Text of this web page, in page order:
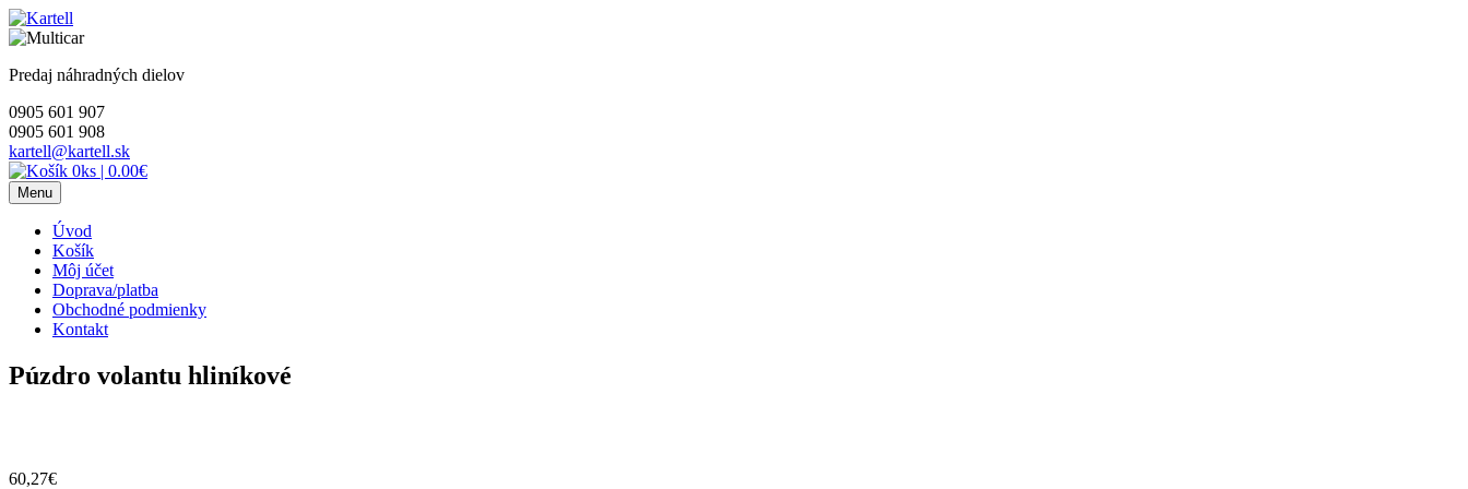
Skip
to
Predaj náhradných dielov
0905 601 907
0905 601 908
kartell@kartell.sk
0ks | 0.00€
Menu
Úvod
Košík
Môj účet
Doprava/platba
Obchodné podmienky
Kontakt
Púzdro volantu hliníkové
60,27€